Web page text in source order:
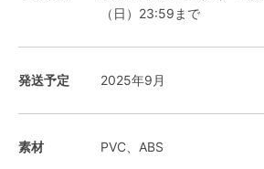
（日）23:59まで
発送予定 2025年9月
素材 PVC、ABS